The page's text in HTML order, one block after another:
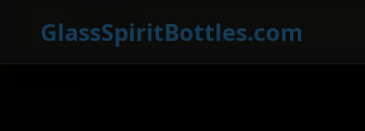
GlassSpiritBottles.com